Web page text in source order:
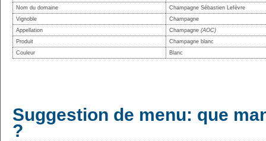
Nom du domaine
Champagne Sébastien Lefèvre
Vignoble
Champagne
Appellation
Champagne (AOC)
Produit
Champagne blanc
Couleur
Blanc
Suggestion de menu: que
?